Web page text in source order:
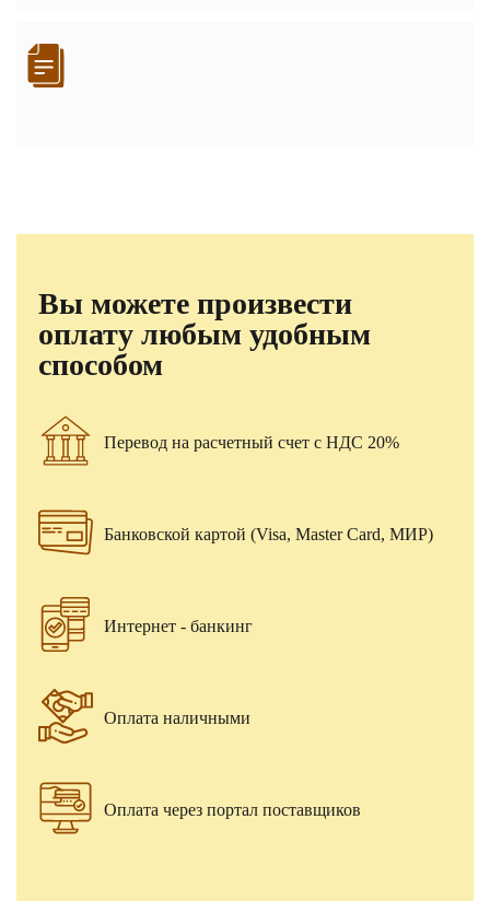
Вы можете произвести
оплату любым удобным
способом
Перевод на расчетный счет с НДС 20%
Банковской картой (Visa, Master Card, МИР)
Интернет - банкинг
Оплата наличными
Оплата через портал поставщиков